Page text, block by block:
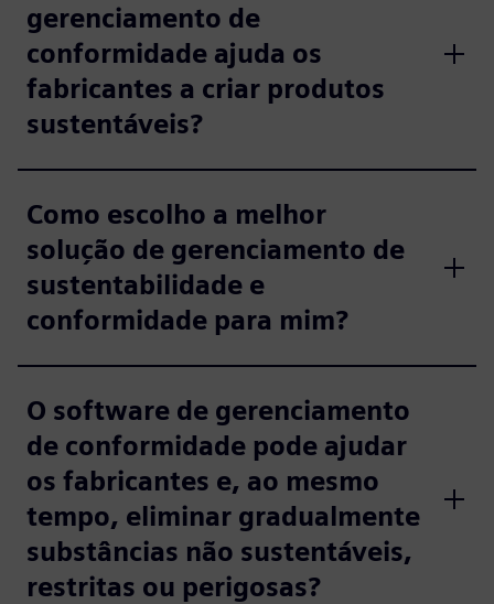
gerenciamento de
conformidade ajuda os
fabricantes a criar produtos
sustentáveis?
Como escolho a melhor
solução de gerenciamento de
sustentabilidade e
conformidade para mim?
O software de gerenciamento
de conformidade pode ajudar
os fabricantes e, ao mesmo
tempo, eliminar gradualmente
substâncias não sustentáveis,
restritas ou perigosas?